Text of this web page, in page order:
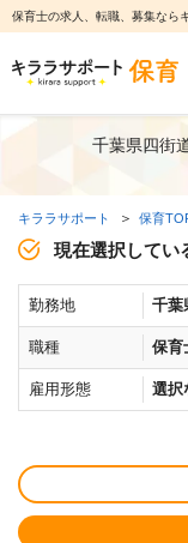
保育士の求人、転職、募集なら
千葉県四街
キララサポート 保育
現在選択してい
勤務地 千葉
職種 保育
雇用形態 選択